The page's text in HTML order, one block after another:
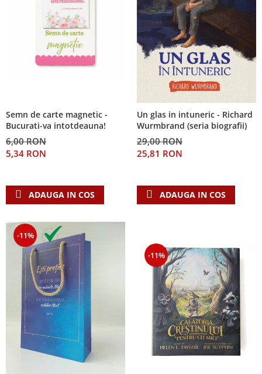
Semn de carte magnetic -
Bucurati-va intotdeauna!
6,00 RON
5,34 RON
ADAUGA IN COS
Un glas in intuneric - Richard
Wurmbrand (seria biografii)
29,00 RON
25,81 RON
ADAUGA IN COS
-11%
-11%